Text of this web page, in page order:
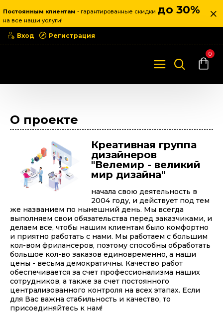
Постоянным клиентам - гарантированные скидки до 30%
на все наши услуги!
Вход Регистрация
0
О проекте
Креативная группа
дизайнеров
"Велемир - великий
мир дизайна"
начала свою деятельность в
2004 году, и действует под тем
же названием по нынешний день. Мы всегда
выполняем свои обязательства перед заказчиками, и
делаем все, чтобы нашим клиентам было комфортно
и приятно работать с нами. Мы работаем с большим
кол-вом фрилансеров, поэтому способны обработать
большое кол-во заказов единовременно, а наши
цены - весьма демократичны. Качество работ
обеспечивается за счет профессионализма наших
сотрудников, а также за счет постоянного
централизованного контроля на всех этапах. Если
для Вас важна стабильность и качество, то
присоединяйтесь к нам!